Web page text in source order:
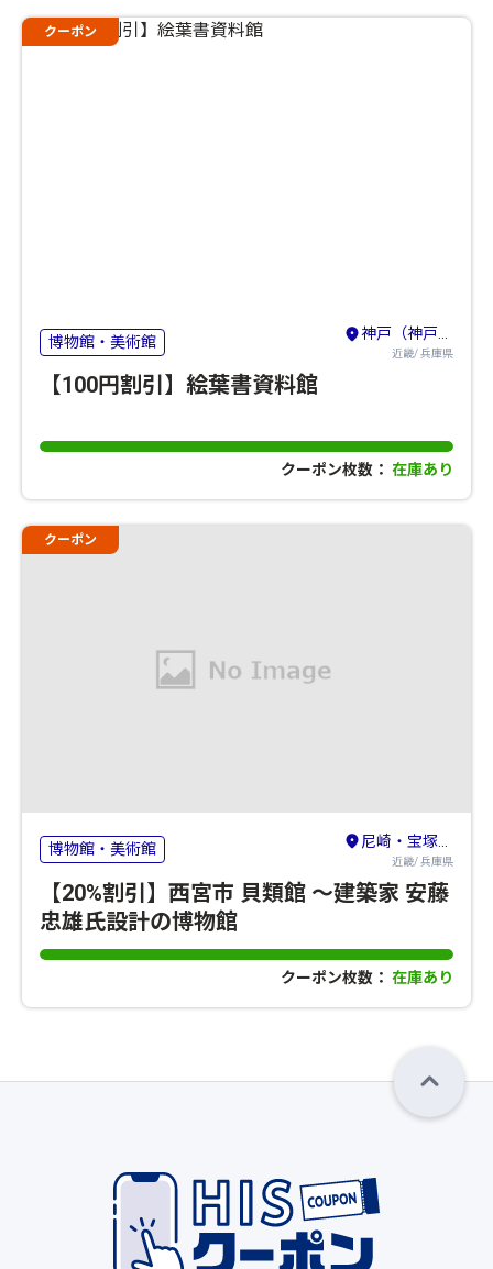
クーポン
博物館・美術館 神戸（神戸・有馬温泉・六甲山）
近畿/ 兵庫県
【100円割引】絵葉書資料館
クーポン枚数： 在庫あり
クーポン
博物館・美術館 尼崎・宝塚・三田・篠山
近畿/ 兵庫県
【20%割引】西宮市 貝類館 ～建築家 安藤
忠雄氏設計の博物館
クーポン枚数： 在庫あり